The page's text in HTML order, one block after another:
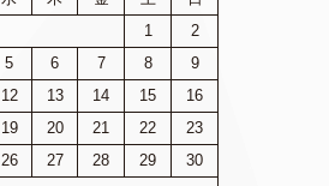
1
2
5 6 7 8
9
12 13 14 15
16
19 20 21 22
23
26 27 28 29
30